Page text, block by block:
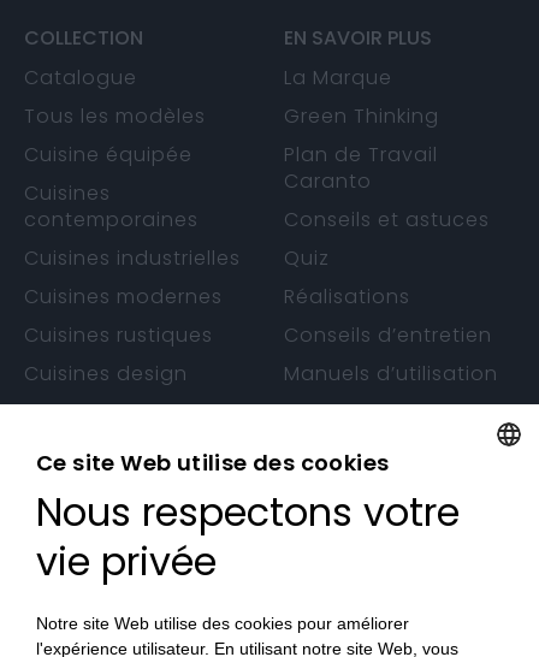
COLLECTION
Catalogue
Tous les modèles
Cuisine équipée
Cuisines
contemporaines
Cuisines industrielles
Cuisines modernes
Cuisines rustiques
Cuisines design
Cuisines sans
EN SAVOIR PLUS
La Marque
Green Thinking
Plan de Travail
Caranto
Conseils et astuces
Quiz
Réalisations
Conseils d’entretien
Manuels d’utilisation
Garantie
CONTACTS
Nos Magasins
Devenez Revendeur
Ce site Web utilise des cookies
Nous respectons votre
vie privée
Notre site Web utilise des cookies pour améliorer
l'expérience utilisateur. En utilisant notre site Web, vous